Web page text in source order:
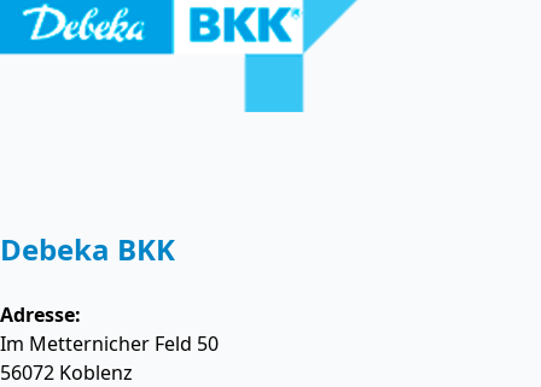
Debeka BKK
Adresse:
Im Metternicher Feld 50
56072 Koblenz